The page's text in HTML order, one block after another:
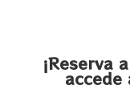
¡Reserva
accede